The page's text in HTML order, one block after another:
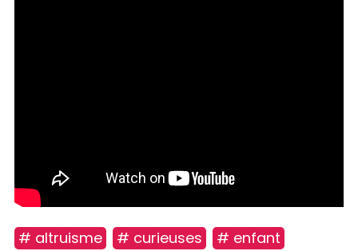
# altruisme # curieuses
# enfant